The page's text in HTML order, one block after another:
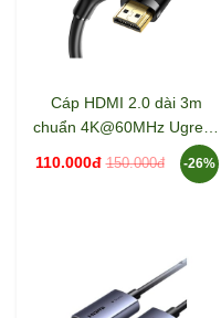
Cáp HDMI 2.0 dài 3m
chuẩn 4K@60MHz Ugreen
110.000đ 150.000đ -26%